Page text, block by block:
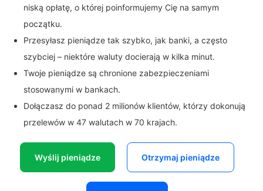
niską opłatę, o której poinformujemy Cię na samym
początku.
Przesyłasz pieniądze tak szybko, jak banki, a często
szybciej – niektóre waluty docierają w kilka minut.
Twoje pieniądze są chronione zabezpieczeniami
stosowanymi w bankach.
Dołączasz do ponad 2 milionów klientów, którzy dokonują
przelewów w 47 walutach w 70 krajach.
Wyślij pieniądze Otrzymaj pieniądze